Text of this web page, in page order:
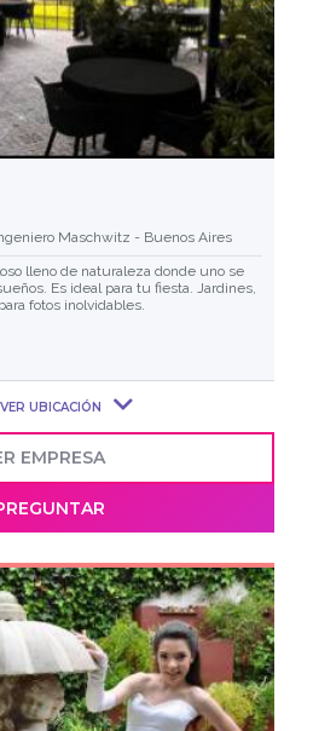
Maschwitz - Buenos Aires
lleno de naturaleza donde uno se
Es ideal para tu fiesta. Jardines,
fotos inolvidables.
VER UBICACIÓN
EMPRESA